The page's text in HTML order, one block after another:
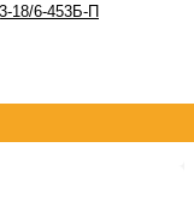
18/6-453Б-П